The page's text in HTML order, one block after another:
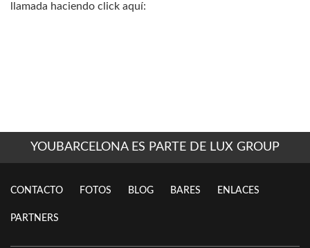
llamada haciendo click aquí:
YOUBARCELONA ES PARTE DE LUX GROUP
CONTACTO FOTOS BLOG BARES ENLACES
PARTNERS